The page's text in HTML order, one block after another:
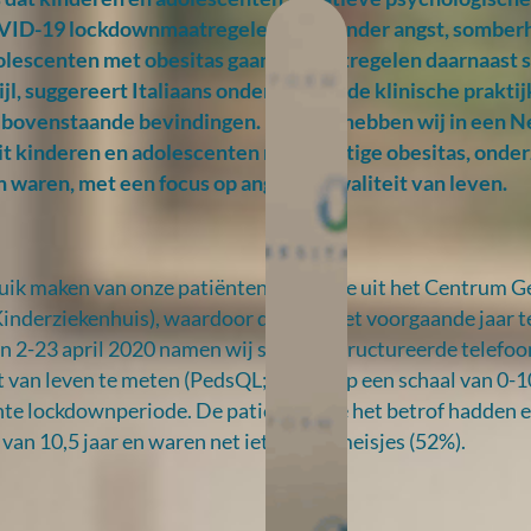
bij kinderen en
obesitas: resultaten
19 lockdownmaatregelen, waaronder angst,
met obesitas gaan de maatregelen daarnaast
suggereert Italiaans onderzoek. In de klinische
bevindingen. Daarom hebben wij in een
en adolescenten met ernstige obesitas,
waren, met een focus op angst en kwaliteit van leven.
maken van onze patiëntenpopulatie uit het Centrum
waardoor data uit het voorgaande jaar
2-23 april 2020 namen wij semi-gestructureerde
leven te meten (PedsQL; scores op een schaal van 0-
lockdownperiode. De patiënten die het betrof hadden
10,5 jaar en waren net iets vaker meisjes (52%).